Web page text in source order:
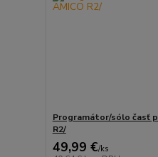
Programátor/sólo časť
R2/
49,99 €/ks